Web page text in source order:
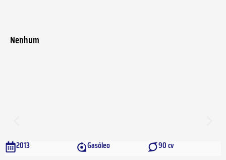
Nenhum
2013 Gasóleo 90 cv